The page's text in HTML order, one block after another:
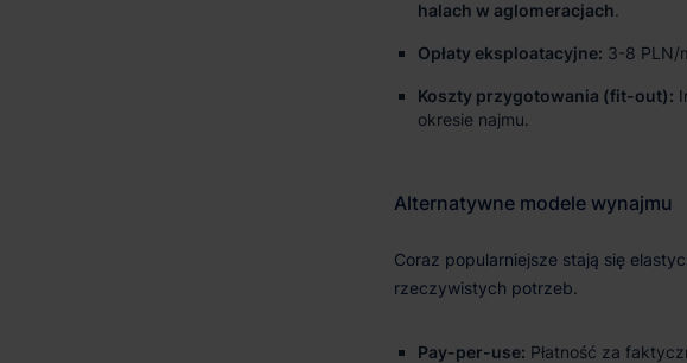
halach w aglomeracjach.
Opłaty eksploatacyjne: 3-8 PLN/
Koszty przygotowania (fit-out):
okresie najmu.
Pay-per-use: Płatność za